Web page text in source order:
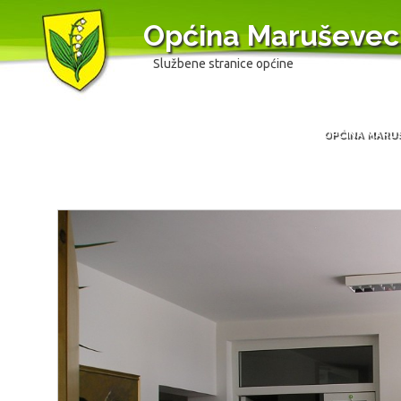
Općina Maruševec
Službene stranice općine
OPĆINA